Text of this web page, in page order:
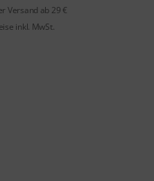
Versand ab 29 €
inkl. MwSt.